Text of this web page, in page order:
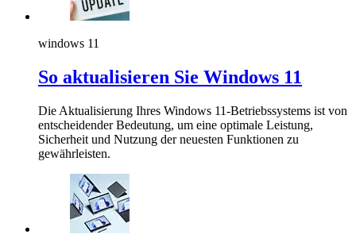
windows 11
So aktualisieren Sie Windows 11
Die Aktualisierung Ihres Windows 11-Betriebssystems ist von
entscheidender Bedeutung, um eine optimale Leistung,
Sicherheit und Nutzung der neuesten Funktionen zu
gewährleisten.